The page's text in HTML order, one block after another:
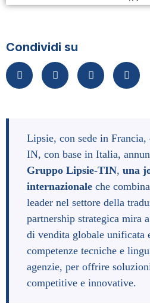
Condividi su
Lipsie, con sede in
IN, con base in Italia,
Gruppo Lipsie-TIN, una
internazionale che
leader nel settore della
partnership strategica mira
di vendita globale unificata
competenze tecniche e
agenzie, per offrire
competitive e innovative.